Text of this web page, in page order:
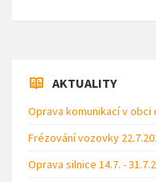
AKTUALITY
Oprava komunikací v obci
Frézování vozovky
Oprava silnice 14.7. -